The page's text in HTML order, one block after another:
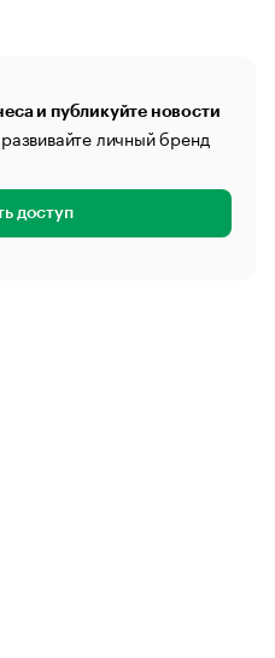
и публикуйте новости
личный бренд
доступ